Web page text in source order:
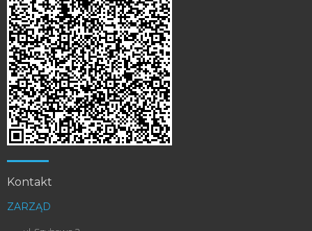
Kontakt
ZARZĄD